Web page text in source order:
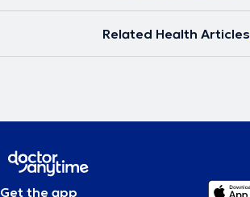
Related Health Articles
Get the app